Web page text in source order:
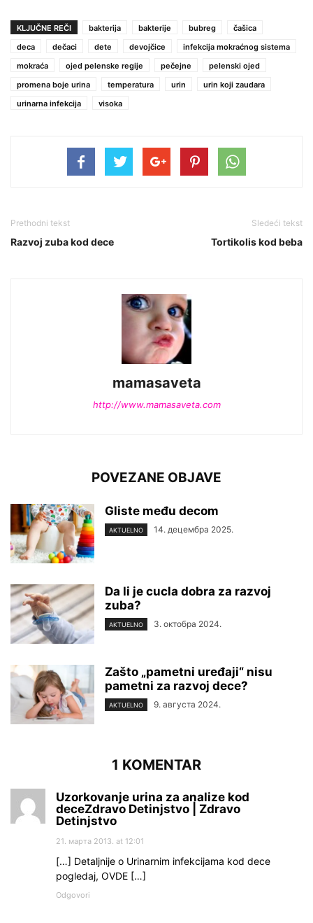
KLJUČNE REČI bakterija bakterije bubreg
čašica
deca
dečaci dete devojčice
infekcija mokraćnog sistema
mokraća
ojed pelenske regije pečejne
pelenski ojed
promena boje urina
temperatura urin
urin koji zaudara
urinarna infekcija
visoka
Prethodni tekst
Razvoj zuba kod dece
Sledeći tekst
Tortikolis kod beba
mamasaveta
http://www.mamasaveta.com
POVEZANE OBJAVE
Gliste među decom
AKTUELNO 14. децембра 2025.
Da li je cucla dobra za razvoj
zuba?
AKTUELNO 3. октобра 2024.
Zašto „pametni uređaji“ nisu
pametni za razvoj dece?
AKTUELNO 9. августа 2024.
1 KOMENTAR
Uzorkovanje urina za analize kod
deceZdravo Detinjstvo | Zdravo
Detinjstvo
21. марта 2013. at 12:01
[…] Detaljnije o Urinarnim infekcijama kod dece
pogledaj, OVDE […]
Odgovori